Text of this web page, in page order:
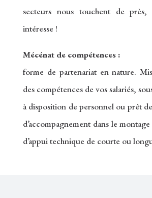
secteurs nous touchent de
intéresse !
Mécénat de compétences :
forme de partenariat en nature.
des compétences de vos salariés,
à disposition de personnel ou prêt
d’accompagnement dans le
d’appui technique de courte ou